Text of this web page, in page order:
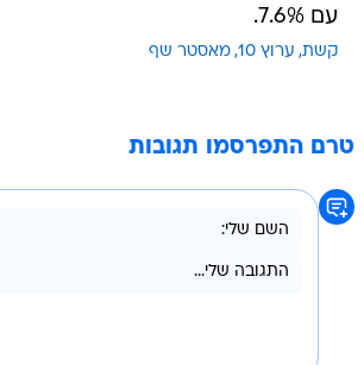
עם 7.6%.
קשת ערוץ 10 מאסטר שף
טרם התפרסמו תגובות